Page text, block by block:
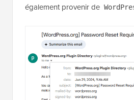
également provenir de